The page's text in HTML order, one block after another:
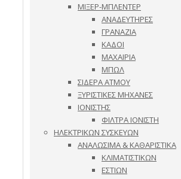
ΜΙΞΕΡ-ΜΠΛΕΝΤΕΡ
ΑΝΑΔΕΥΤΗΡΕΣ
ΓΡΑΝΑΖΙΑ
ΚΑΔΟΙ
ΜΑΧΑΙΡΙΑ
ΜΠΩΛ
ΣΙΔΕΡΑ ΑΤΜΟΥ
ΞΥΡΙΣΤΙΚΕΣ ΜΗΧΑΝΕΣ
ΙΟΝΙΣΤΗΣ
ΦΙΛΤΡΑ ΙΟΝΙΣΤΗ
ΗΛΕΚΤΡΙΚΩΝ ΣΥΣΚΕΥΩΝ
ΑΝΑΛΩΣΙΜΑ & ΚΑΘΑΡΙΣΤΙΚΑ
ΚΛΙΜΑΤΙΣΤΙΚΩΝ
ΕΣΤΙΩΝ